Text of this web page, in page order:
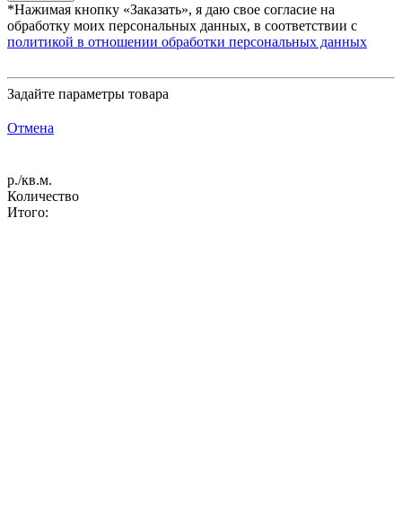
*Нажимая кнопку «Заказать», я даю свое согласие на
обработку моих персональных данных, в соответствии с
политикой в отношении обработки персональных данных
Задайте параметры товара
Отмена
р./кв.м.
Количество
Итого: